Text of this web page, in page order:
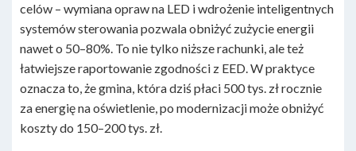
celów – wymiana opraw na LED i wdrożenie inteligentnych
systemów sterowania pozwala obniżyć zużycie energii
nawet o 50–80%. To nie tylko niższe rachunki, ale też
łatwiejsze raportowanie zgodności z EED. W praktyce
oznacza to, że gmina, która dziś płaci 500 tys. zł rocznie
za energię na oświetlenie, po modernizacji może obniżyć
koszty do 150–200 tys. zł.